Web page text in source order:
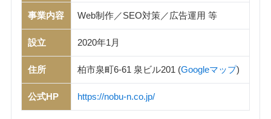
事業内容 Web制作／SEO対策／広告運用 等
設立 2020年1月
住所 柏市泉町6-61 泉ビル201 (Googleマップ)
公式HP https://nobu-n.co.jp/